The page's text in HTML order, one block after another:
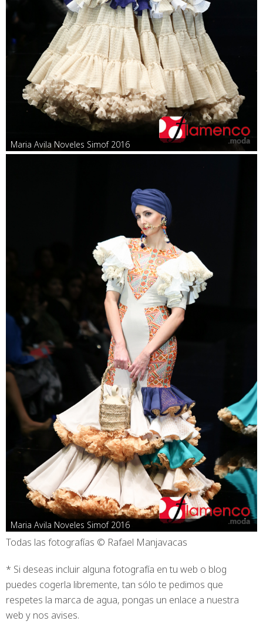
Maria Avila Noveles Simof 2016
Maria Avila Noveles Simof 2016
Todas las fotografías © Rafael Manjavacas
* Si deseas incluir alguna fotografía en tu web o blog
puedes cogerla libremente, tan sólo te pedimos que
respetes la marca de agua, pongas un enlace a nuestra
web y nos avises.